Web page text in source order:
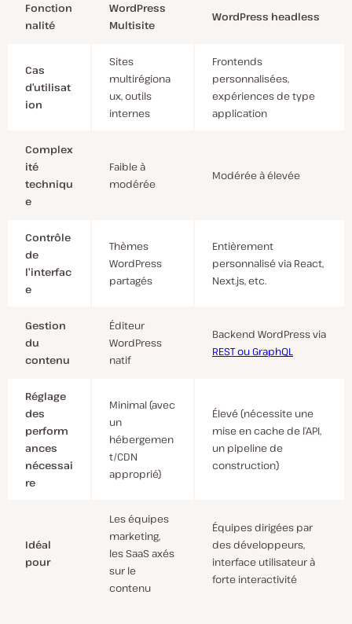
Fonction
nalité
WordPress
Multisite
WordPress headless
Cas
d’utilisat
ion
Sites
multirégiona
ux, outils
internes
Frontends
personnalisées,
expériences de type
application
Complex
ité
techniqu
e
Faible à
modérée
Modérée à élevée
Contrôle
de
l’interfac
e
Thèmes
WordPress
partagés
Entièrement
personnalisé via React,
Next.js, etc.
Gestion
du
contenu
Éditeur
WordPress
natif
Backend WordPress via
REST ou GraphQL
Réglage
des
perform
ances
nécessai
re
Minimal (avec
un
hébergemen
t/CDN
approprié)
Élevé (nécessite une
mise en cache de l’API,
un pipeline de
construction)
Idéal
pour
Les équipes
marketing,
les SaaS axés
sur le
contenu
Équipes dirigées par
des développeurs,
interface utilisateur à
forte interactivité